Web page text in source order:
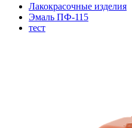
Лакокрасочные изделия
Эмаль ПФ-115
тест